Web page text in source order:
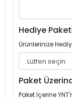
Hediye
Ürünlerinize
Paket
Paket İçerine